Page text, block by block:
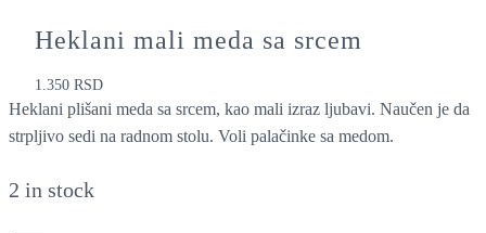
Heklani mali meda sa srcem
1.350RSD
Heklani plišani meda sa srcem, kao mali izraz ljubavi. Naučen je da
strpljivo sedi na radnom stolu. Voli palačinke sa medom.
2 in stock